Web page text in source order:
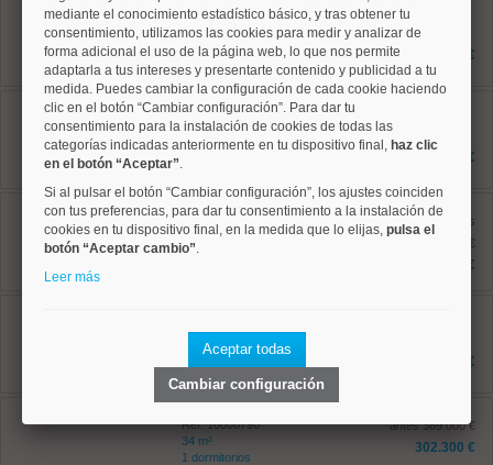
Ref: 10008765
59 m²
1 dormitorios
1 baños
425.000 €
Chamberí, Trafalgar
Ref: 10008944
66 m²
2 dormitorios
1 baños
599.900 €
Centro, Justicia
Ref: 10008814
221 m²
6 dormitorios
antes
1.969.000 €
1.650.000 €
3 dormitorios
2 baños
1.440.000 €
Ref: 10008796
34 m²
1 dormitorios
antes 369.000 €
302.300 €
mediante el conocimiento estadístico básico, y tras obtener tu
consentimiento, utilizamos las cookies para medir y analizar de
forma adicional el uso de la página web, lo que nos permite
adaptarla a tus intereses y presentarte contenido y publicidad a tu
medida. Puedes cambiar la configuración de cada cookie haciendo
clic en el botón “Cambiar configuración”. Para dar tu
consentimiento para la instalación de cookies de todas las
categorías indicadas anteriormente en tu dispositivo final, haz clic
en el botón “Aceptar”.
Si al pulsar el botón “Cambiar configuración”, los ajustes coinciden
con tus preferencias, para dar tu consentimiento a la instalación de
cookies en tu dispositivo final, en la medida que lo elijas, pulsa el
botón “Aceptar cambio”.
Leer más
Aceptar todas
Cambiar configuración